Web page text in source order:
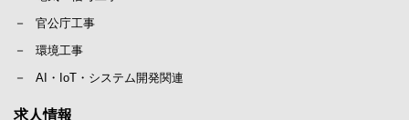
官公庁工事
環境工事
AI・IoT・システム開発関連
求人情報